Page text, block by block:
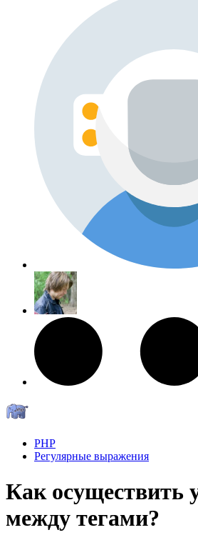
PHP
Регулярные выражения
Как осуществить
между тегами?